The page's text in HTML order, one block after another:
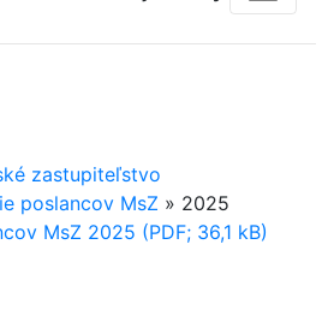
zastupiteľstvo
poslancov MsZ » 2025
MsZ 2025 (PDF; 36,1 kB)